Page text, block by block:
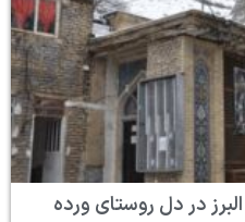
در دل روستای ورده